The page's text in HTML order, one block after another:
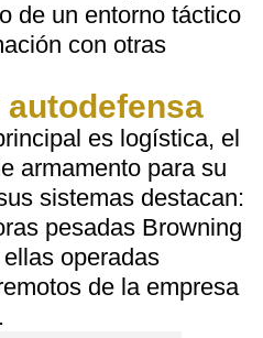
de un entorno táctico
con otras
es logística, el
armamento para su
sistemas destacan:
pesadas Browning
operadas
de la empresa